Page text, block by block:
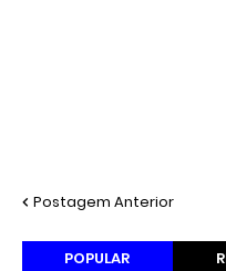
Postagem Anterior
POPULAR